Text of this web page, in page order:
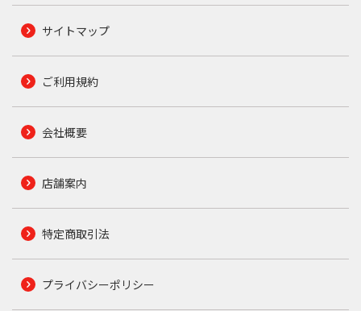
サイトマップ
ご利用規約
会社概要
店舗案内
特定商取引法
プライバシーポリシー